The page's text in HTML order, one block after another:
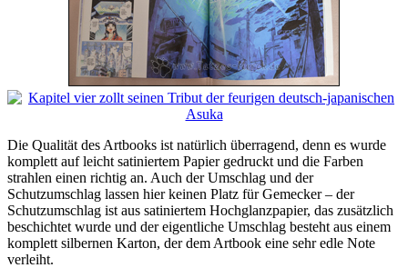
Die Qualität des Artbooks ist natürlich überragend, denn es wurde
komplett auf leicht satiniertem Papier gedruckt und die Farben
strahlen einen richtig an. Auch der Umschlag und der
Schutzumschlag lassen hier keinen Platz für Gemecker – der
Schutzumschlag ist aus satiniertem Hochglanzpapier, das zusätzlich
beschichtet wurde und der eigentliche Umschlag besteht aus einem
komplett silbernen Karton, der dem Artbook eine sehr edle Note
verleiht.